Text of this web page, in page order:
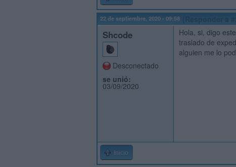
22 de septiembre, 2020 - 09:58
Shcode
Desconectado
se unió:
03/09/2020
Hola, si, digo
traslado de
alguien me lo
Inicio